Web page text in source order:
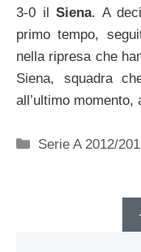
3-0 ilSiena. A
primo tempo,
nella ripresa che
Siena, squadra
all’ultimo
Categorie
Serie A 2012/